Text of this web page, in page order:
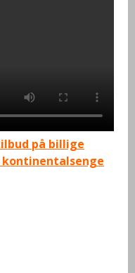
på billige
kontinentalsenge